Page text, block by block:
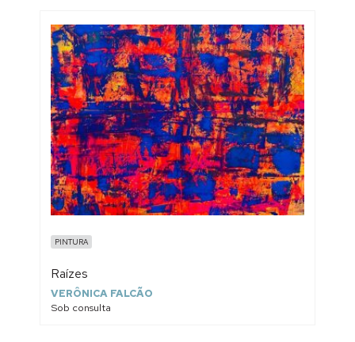
PINTURA
Raízes
VERÔNICA FALCÃO
Sob consulta